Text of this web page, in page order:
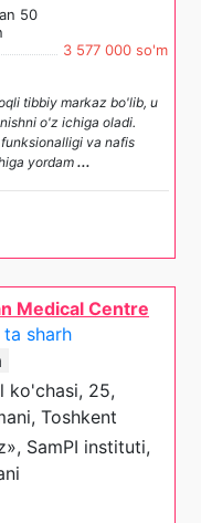
50
3 577 000 so'm
tibbiy markaz bo'lib, u
o'z ichiga oladi.
va nafis
yordam ...
Medical Centre
ta sharh
ko'chasi, 25,
Toshkent
SamPI instituti,